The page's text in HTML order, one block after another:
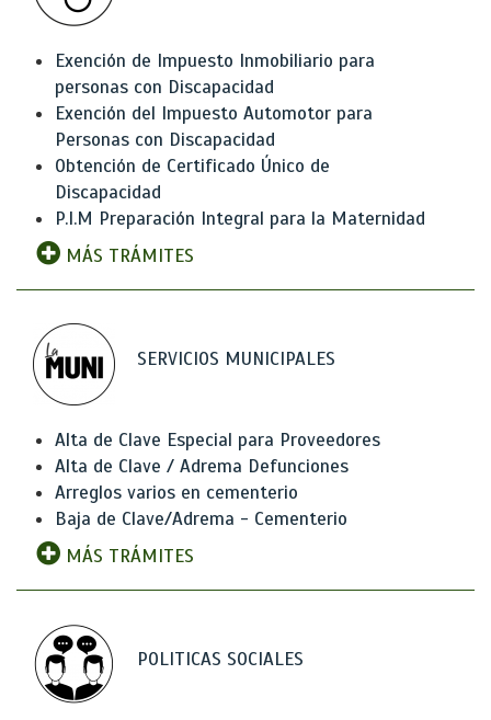
Exención de Impuesto Inmobiliario para
personas con Discapacidad
Exención del Impuesto Automotor para
Personas con Discapacidad
Obtención de Certificado Único de
Discapacidad
P.I.M Preparación Integral para la Maternidad
MÁS TRÁMITES
SERVICIOS MUNICIPALES
Alta de Clave Especial para Proveedores
Alta de Clave / Adrema Defunciones
Arreglos varios en cementerio
Baja de Clave/Adrema - Cementerio
MÁS TRÁMITES
POLITICAS SOCIALES